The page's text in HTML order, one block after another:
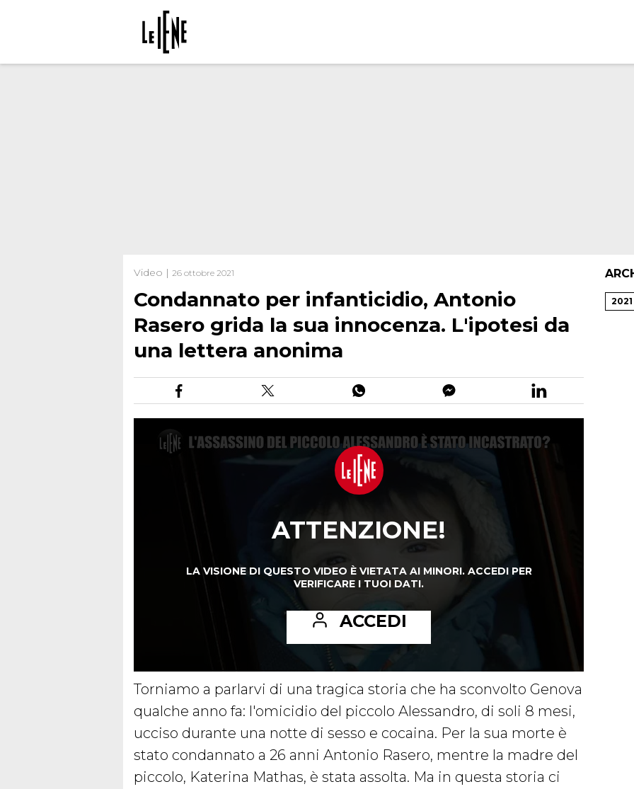
Video | 26 ottobre 2021
Condannato per infanticidio, Antonio
Rasero grida la sua innocenza. L'ipotesi da
una lettera anonima
ATTENZIONE!
LA VISIONE DI QUESTO VIDEO È VIETATA AI MINORI. ACCEDI PER
VERIFICARE I TUOI DATI.
ACCEDI
Torniamo a parlarvi di una tragica storia che ha sconvolto Genova
qualche anno fa: l'omicidio del piccolo Alessandro, di soli 8 mesi,
ucciso durante una notte di sesso e cocaina. Per la sua morte è
stato condannato a 26 anni Antonio Rasero, mentre la madre del
piccolo, Katerina Mathas, è stata assolta. Ma in questa storia ci
2021